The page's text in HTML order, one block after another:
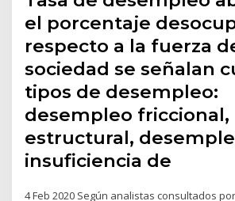
el porcentaje
respecto a la fuerza
sociedad se señalan
tipos de desempleo:
desempleo friccional,
estructural,
insuficiencia de
4 Feb 2020 Según analistas consultados